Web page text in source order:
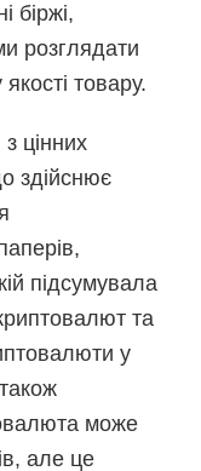
біржі,
розглядати
товару.
з цінних
здійснює
підсумувала
та
у
може
але це